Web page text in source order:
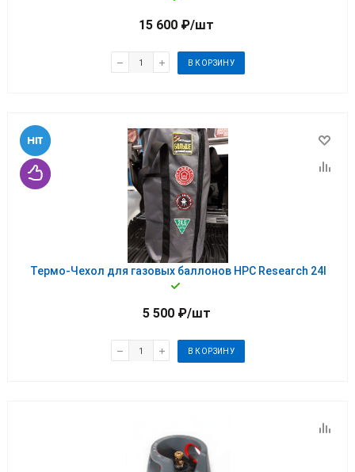
15 600 ₽/шт
В КОРЗИНУ
Термо-Чехол для газовых баллонов HPC Research 24l
5 500₽/шт
В КОРЗИНУ